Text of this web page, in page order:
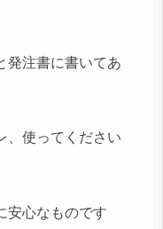
発注書に書いてあ
、使ってください
安心なものです